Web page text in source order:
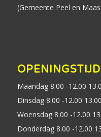
(Gemeente Peel en
Maandag 8.00 -12.00
Dinsdag 8.00 -12.00
Woensdag 8.00 -12.00
Donderdag 8.00 -12.00